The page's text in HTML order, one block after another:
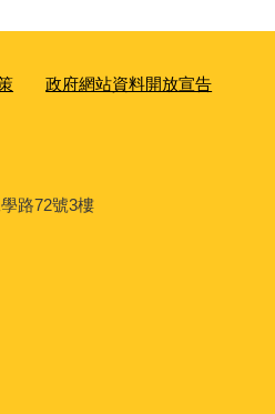
政府網站資料開放宣告
路72號3樓